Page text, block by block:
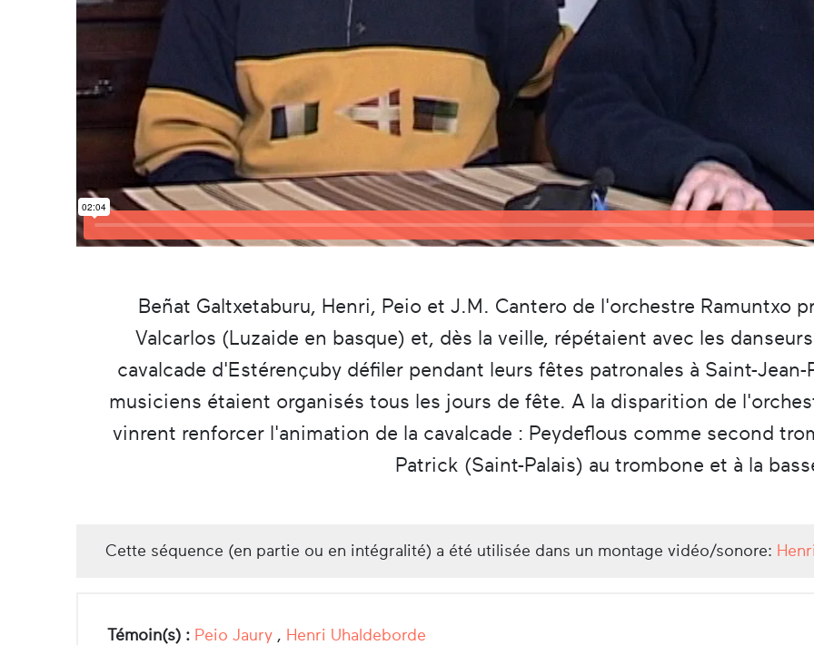
Beñat Galtxetaburu, Henri, Peio et J.M. Cantero de l'orchestre Ramuntxo
Valcarlos (Luzaide en basque) et, dès la veille, répétaient avec les
cavalcade d'Estérençuby défiler pendant leurs fêtes patronales à Saint-
musiciens étaient organisés tous les jours de fête. A la disparition de
vinrent renforcer l'animation de la cavalcade : Peydeflous comme second
Patrick (Saint-Palais) au trombone et à la
Cette séquence (en partie ou en intégralité) a été utilisée dans un montage vidéo/sonore:
Témoin(s) : Peio Jaury , Henri Uhaldeborde